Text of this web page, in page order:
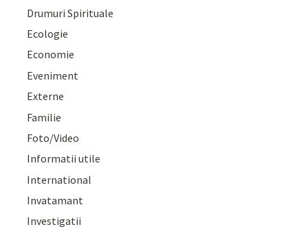
Drumuri Spirituale
Ecologie
Economie
Eveniment
Externe
Familie
Foto/Video
Informatii utile
International
Invatamant
Investigatii